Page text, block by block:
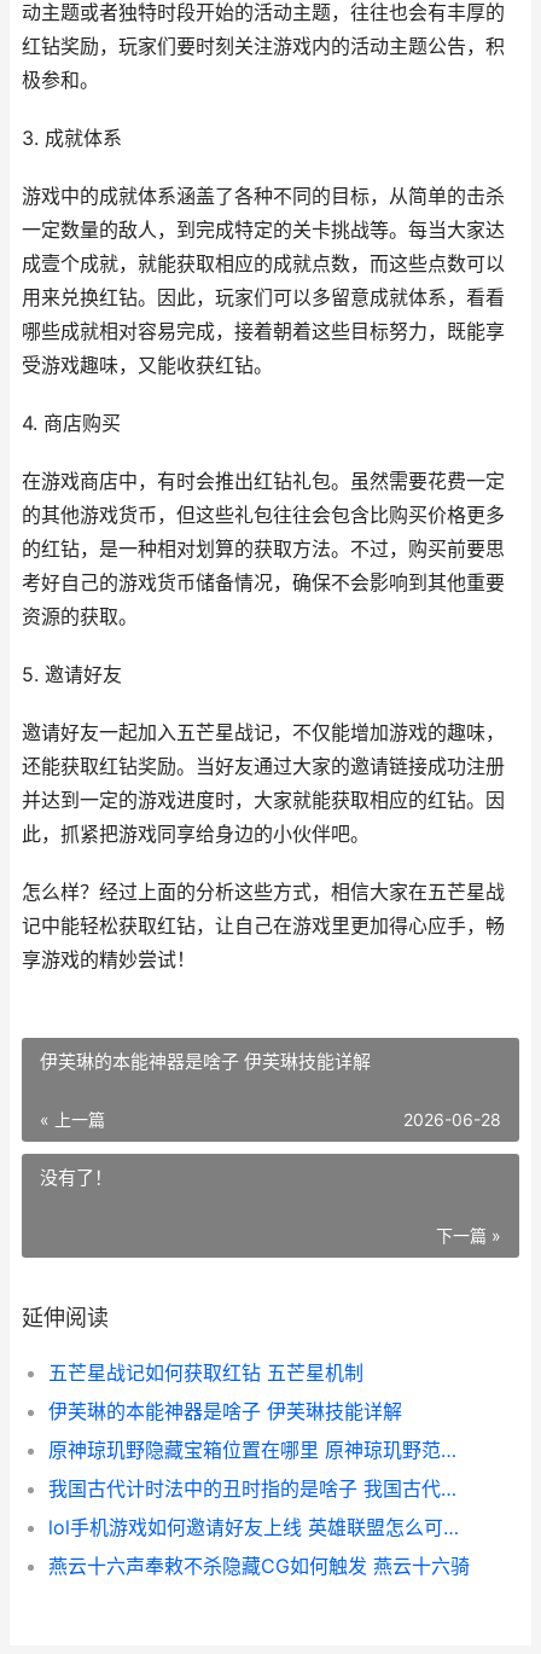
动主题或者独特时段开始的活动主题，往往也会有丰厚的
红钻奖励，玩家们要时刻关注游戏内的活动主题公告，积
极参和。
3. 成就体系
游戏中的成就体系涵盖了各种不同的目标，从简单的击杀
一定数量的敌人，到完成特定的关卡挑战等。每当大家达
成壹个成就，就能获取相应的成就点数，而这些点数可以
用来兑换红钻。因此，玩家们可以多留意成就体系，看看
哪些成就相对容易完成，接着朝着这些目标努力，既能享
受游戏趣味，又能收获红钻。
4. 商店购买
在游戏商店中，有时会推出红钻礼包。虽然需要花费一定
的其他游戏货币，但这些礼包往往会包含比购买价格更多
的红钻，是一种相对划算的获取方法。不过，购买前要思
考好自己的游戏货币储备情况，确保不会影响到其他重要
资源的获取。
5. 邀请好友
邀请好友一起加入五芒星战记，不仅能增加游戏的趣味，
还能获取红钻奖励。当好友通过大家的邀请链接成功注册
并达到一定的游戏进度时，大家就能获取相应的红钻。因
此，抓紧把游戏同享给身边的小伙伴吧。
怎么样？经过上面的分析这些方式，相信大家在五芒星战
记中能轻松获取红钻，让自己在游戏里更加得心应手，畅
享游戏的精妙尝试！
伊芙琳的本能神器是啥子 伊芙琳技能详解
« 上一篇 2026-06-28
没有了！
下一篇 »
延伸阅读
五芒星战记如何获取红钻 五芒星机制
伊芙琳的本能神器是啥子 伊芙琳技能详解
原神琼玑野隐藏宝箱位置在哪里 原神琼玑野范围图
我国古代计时法中的丑时指的是啥子 我国古代计时法有哪几种
lol手机游戏如何邀请好友上线 英雄联盟怎么可以在手机上玩
燕云十六声奉敕不杀隐藏CG如何触发 燕云十六骑